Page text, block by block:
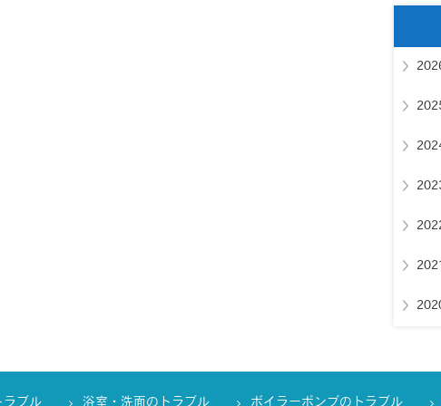
ラブル 浴室・洗面のトラブル ボイラーポンプのトラブル